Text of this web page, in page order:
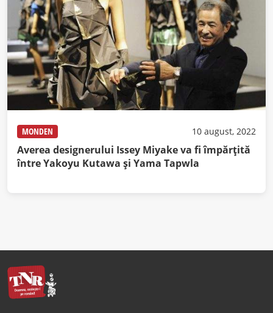
MONDEN 10 august, 2022
Averea designerului Issey Miyake va fi împărțită
între Yakoyu Kutawa și Yama Tapwla